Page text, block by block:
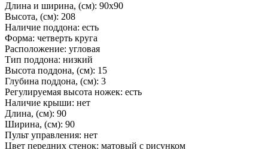
Длина и ширина, (см): 90x90
Высота, (см): 208
Наличие поддона: есть
Форма: четверть круга
Расположение: угловая
Тип поддона: низкий
Высота поддона, (см): 15
Глубина поддона, (см): 3
Регулируемая высота ножек: есть
Наличие крыши: нет
Длина, (см): 90
Ширина, (см): 90
Пульт управления: нет
Цвет передних стенок: матовый с рисунком